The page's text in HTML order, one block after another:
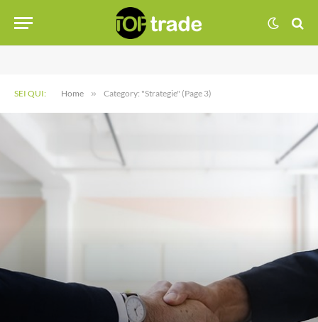
SEI QUI: Home » Category: "Strategie" (Page 3)